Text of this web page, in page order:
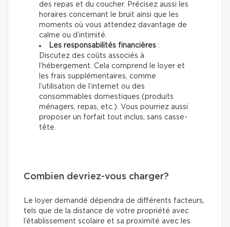
des repas et du coucher. Précisez aussi les
horaires concernant le bruit ainsi que les
moments où vous attendez davantage de
calme ou d’intimité.
Les responsabilités financières :
Discutez des coûts associés à
l’hébergement. Cela comprend le loyer et
les frais supplémentaires, comme
l’utilisation de l’internet ou des
consommables domestiques (produits
ménagers, repas, etc.). Vous pourriez aussi
proposer un forfait tout inclus, sans casse-
tête.
Combien devriez-vous charger?
Le loyer demandé dépendra de différents facteurs,
tels que de la distance de votre propriété avec
l’établissement scolaire et sa proximité avec les